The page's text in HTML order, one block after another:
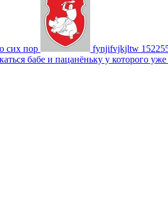
сих пор fynjifvjkjltw
бабе и пацанёньку у которого